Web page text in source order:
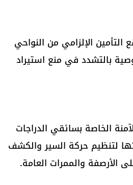
التأمين الإلزامي من النواحي
بالتشدد في منع استيراد
الخاصة بسائقي الدراجات
لتنظيم حركة السير والكشف
الأرصفة والممرات العامة.